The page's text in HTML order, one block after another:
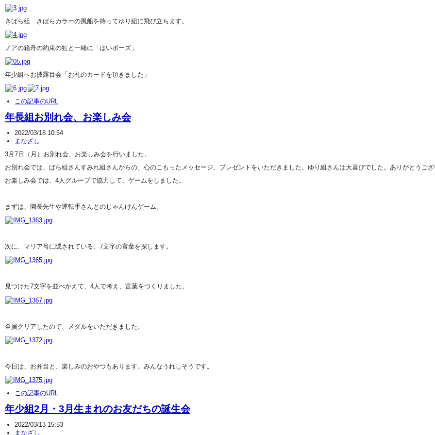
きばら組 きばらカラーの風船を持ってゆり組に飛び立ちます。
ノアの箱舟の約束の虹と一緒に「はいポーズ」
年少組へお披露目会「お礼のカードを頂きました」
この記事のURL
年長組お別れ会、お楽しみ会
2022/03/18 10:54
まなざし
3月7日（月）お別れ会、お楽しみ会を行いました。
お別れ会では、ばら組さんすみれ組さんからの、心のこもったメッセージ、プレゼントをいただきました。ゆり組さんは大喜びでした。ありがとうご
お楽しみ会では、4人グループで協力して、ゲームをしました。
まずは、園長先生や運転手さんとのじゃんけんゲーム。
次に、マリア号に隠されている、7文字の言葉を探します。
見つけた7文字を並べかえて、4人で考え、言葉をつくりました。
全員クリアしたので、メダルをいただきました。
今日は、お弁当と、楽しみのおやつもあります。みんなうれしそうです。
この記事のURL
年少組2月・3月生まれのお友だちの誕生会
2022/03/13 15:53
まなざし